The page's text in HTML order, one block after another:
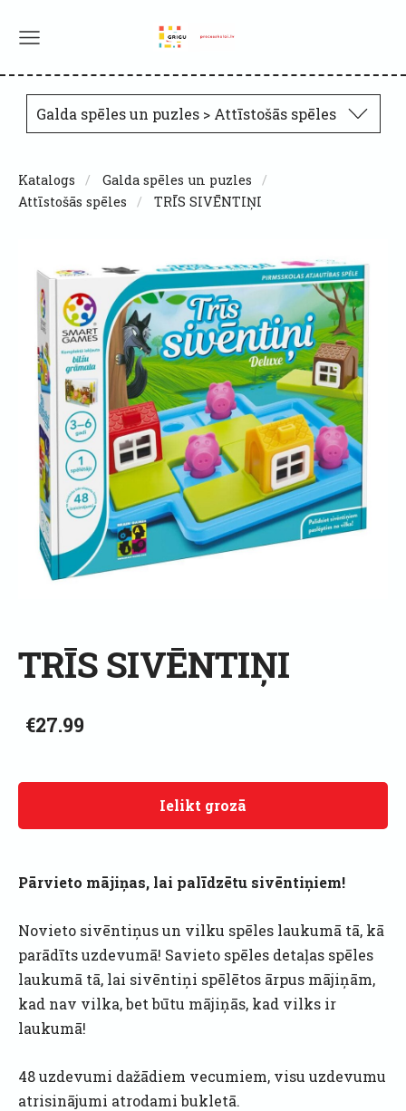
Galda spēles un puzles > Attīstošās spēles
Katalogs
Galda spēles un puzles
Attīstošās spēles
TRĪS SIVĒNTIŅI
TRĪS SIVĒNTIŅI
€27.99
Ielikt grozā
Pārvieto mājiņas, lai palīdzētu sivēntiņiem!
Novieto sivēntiņus un vilku spēles laukumā tā, kā
parādīts uzdevumā! Savieto spēles detaļas spēles
laukumā tā, lai sivēntiņi spēlētos ārpus mājiņām,
kad nav vilka, bet būtu mājiņās, kad vilks ir
laukumā!
48 uzdevumi dažādiem vecumiem, visu uzdevumu
atrisinājumi atrodami bukletā.